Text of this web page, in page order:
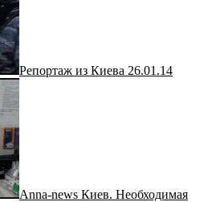
Репортаж из Киева 26.01.14
Anna-news Киев. Необходимая